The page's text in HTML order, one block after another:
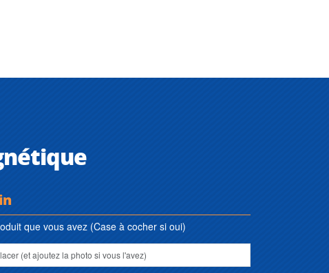
que vous avez (Case à cocher si oui)